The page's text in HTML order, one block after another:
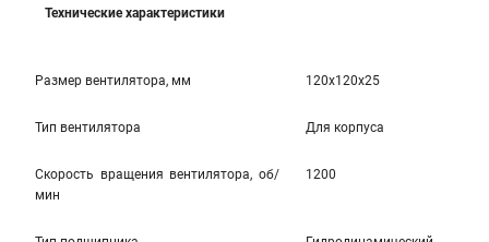
Технические характеристики
Размер вентилятора, мм 120x120x25
Тип вентилятора Для корпуса
Скорость вращения вентилятора, об/
мин
1200